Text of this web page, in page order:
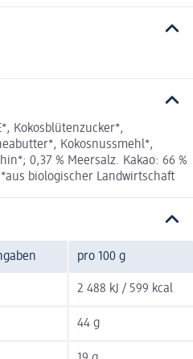
Kokosblütenzucker*,
Kokosnussmehl*,
0,37 % Meersalz. Kakao: 66 %
biologischer Landwirtschaft
pro 100 g
2 488 kJ / 599 kcal
44 g